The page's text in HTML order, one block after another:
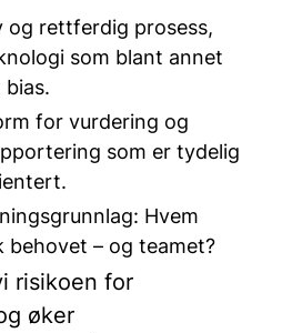
og rettferdig prosess,
som blant annet
bias.
for vurdering og
som er tydelig
Hvem
behovet – og teamet?
risikoen for
øker